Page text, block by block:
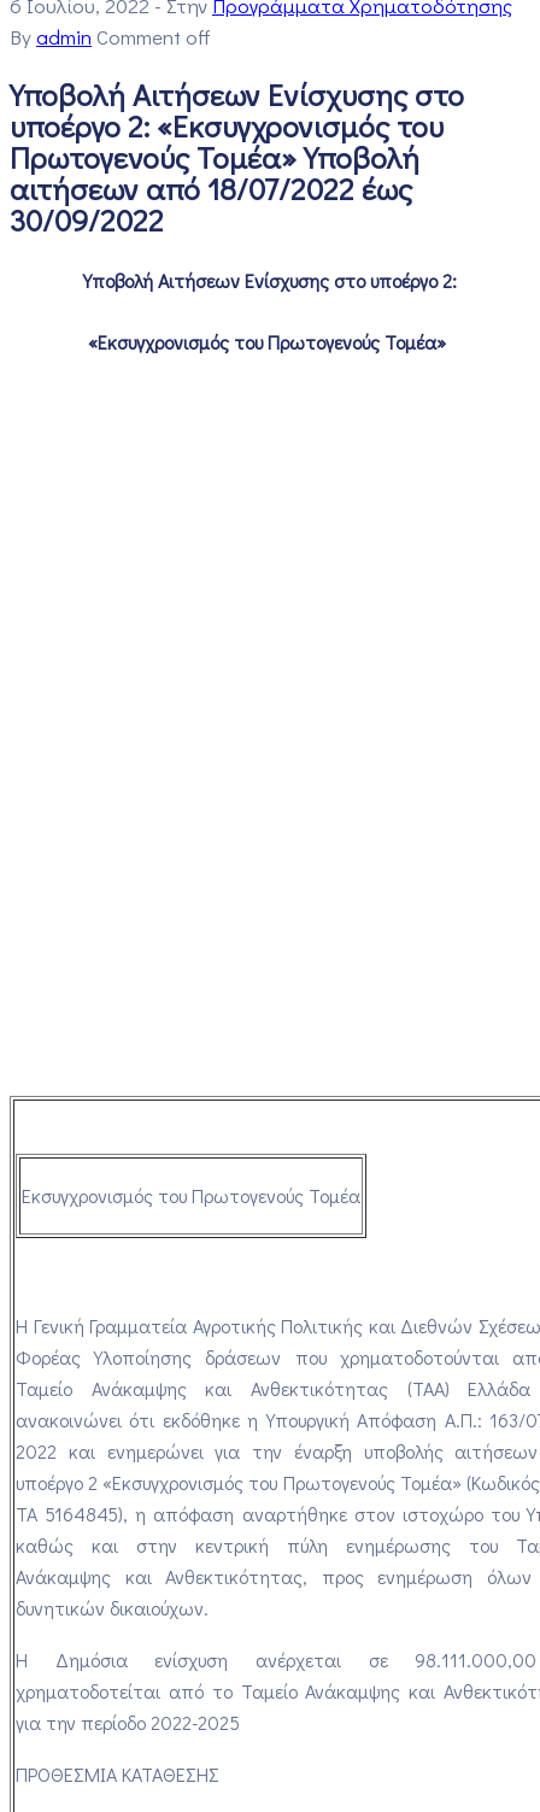
Byadmin Comment off
Υποβολή Αιτήσεων Ενίσχυσης στο
υποέργο 2: «Εκσυγχρονισμός του
Πρωτογενούς Τομέα» Υποβολή
αιτήσεων από 18/07/2022 έως
30/09/2022
Υποβολή Αιτήσεων Ενίσχυσης στο υποέργο 2:
«Εκσυγχρονισμός του Πρωτογενούς Τομέα»
Εκσυγχρονισμός του Πρωτογενούς Τομέα
Η Γενική Γραμματεία Αγροτικής Πολιτικής και Διεθνών
Φορέας Υλοποίησης δράσεων που χρηματοδοτούνται
Ταμείο Ανάκαμψης και Ανθεκτικότητας (ΤΑΑ)
ανακοινώνει ότι εκδόθηκε η Υπουργική Απόφαση Α.Π.: 163/
2022 και ενημερώνει για την έναρξη υποβολής
υποέργο 2 «Εκσυγχρονισμός του Πρωτογενούς Τομέα»
ΤΑ 5164845), η απόφαση αναρτήθηκε στον ιστοχώρο του
καθώς και στην κεντρική πύλη ενημέρωσης του
Ανάκαμψης και Ανθεκτικότητας, προς ενημέρωση
δυνητικών δικαιούχων.
Η Δημόσια ενίσχυση ανέρχεται σε
χρηματοδοτείται από το Ταμείο Ανάκαμψης και
για την περίοδο 2022-2025
ΠΡΟΘΕΣΜΙΑ ΚΑΤΑΘΕΣΗΣ